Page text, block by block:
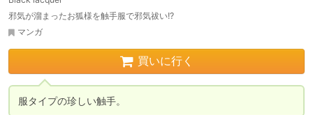
邪気が溜まったお狐様を触手服で邪気祓い!?
マンガ
買いに行く
服タイプの珍しい触手。